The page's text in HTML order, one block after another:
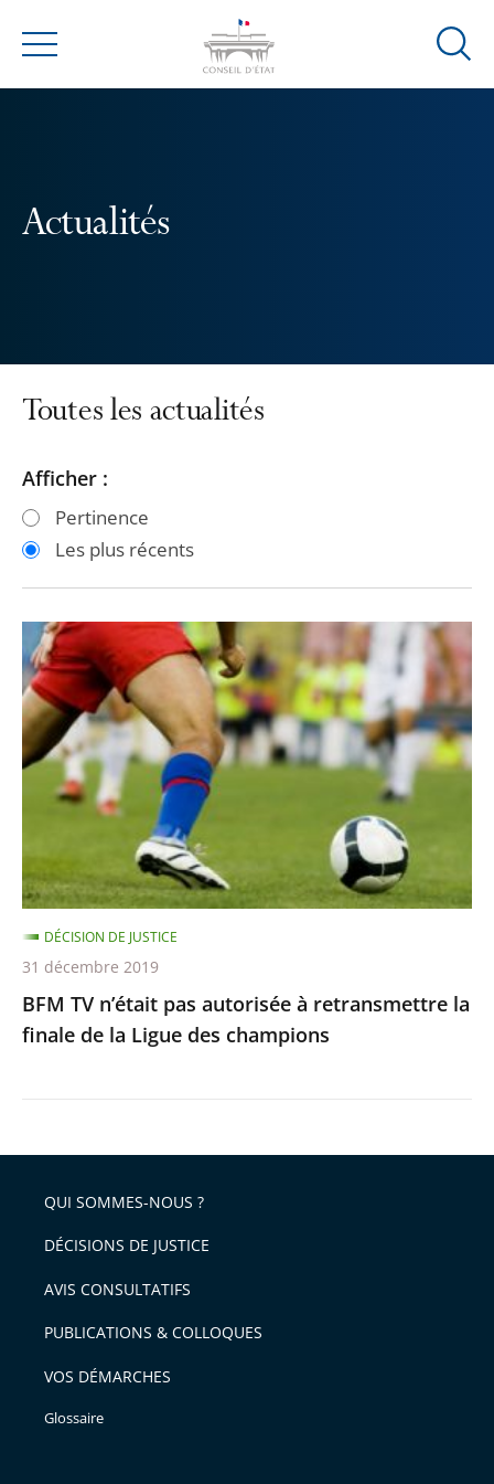
Menu
Ouvrir
Actualités
Toutes les actualités
Passer
les
filtres
après
Passer
les
filtres
avant
Afficher :
Pertinence
Les plus récents
BFM
TV
n’était
pas
autorisée
retransmettre
la
finale
de
la
Ligue
des
champions
BFM TV n’était pas autorisée à retransmettre la
finale de la Ligue des champions
DÉCISION DE JUSTICE
31 décembre 2019
QUI SOMMES-NOUS ?
DÉCISIONS DE JUSTICE
AVIS CONSULTATIFS
PUBLICATIONS & COLLOQUES
VOS DÉMARCHES
Glossaire